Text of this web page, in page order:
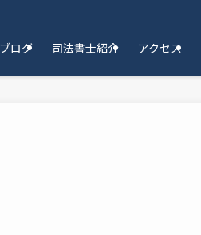
ブログ 司法書士紹介 アクセス